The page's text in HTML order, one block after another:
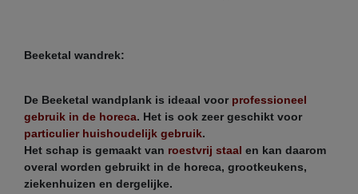
Beeketal wandrek:
De Beeketal wandplank is ideaal voor professioneel
gebruik in de horeca. Het is ook zeer geschikt voor
particulier huishoudelijk gebruik.
Het schap is gemaakt van roestvrij staal en kan daarom
overal worden gebruikt in de horeca, grootkeukens,
ziekenhuizen en dergelijke.